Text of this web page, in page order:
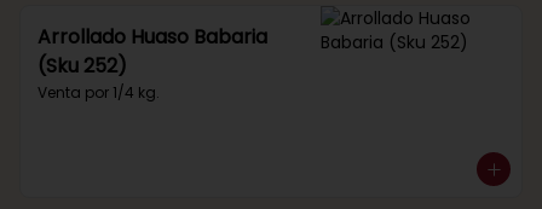
Arrollado Huaso Babaria
(Sku 252)
Venta por 1/4 kg.